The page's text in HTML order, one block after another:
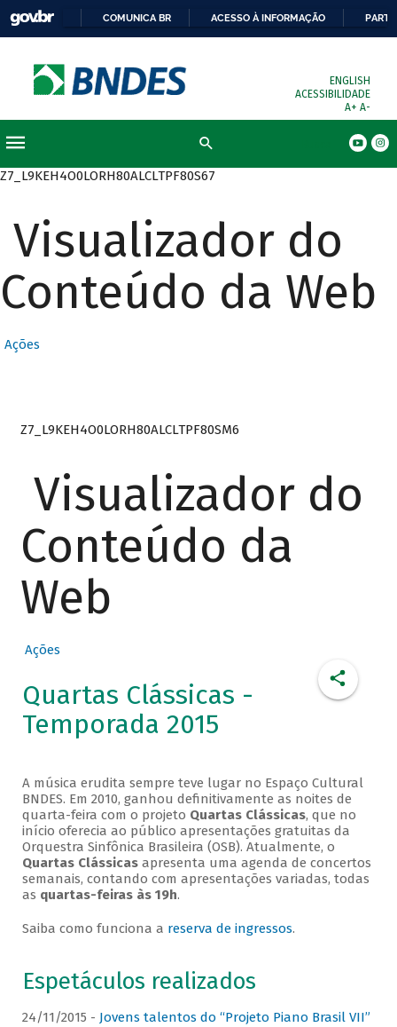
COMUNICA BR ACESSO À INFORMAÇÃO
ENGLISH
ACESSIBILIDADE
A+ A-
Z7_L9KEH4O0LORH80ALCLTPF80S67
Visualizador do
Conteúdo da Web
Ações
Z7_L9KEH4O0LORH80ALCLTPF80SM6
Visualizador do
Conteúdo da
Web
Ações
Quartas Clássicas -
Temporada 2015
A música erudita sempre teve lugar no Espaço Cultural
BNDES. Em 2010, ganhou definitivamente as noites de
quarta-feira com o projeto Quartas Clássicas, que no
início oferecia ao público apresentações gratuitas da
Orquestra Sinfônica Brasileira (OSB). Atualmente, o
Quartas Clássicasapresenta uma agenda de concertos
semanais, contando com apresentações variadas, todas
as quartas-feiras às 19h.
Saiba como funciona a reserva de ingressos.
Espetáculos realizados
24/11/2015 - Jovens talentos do “Projeto Piano Brasil VII”